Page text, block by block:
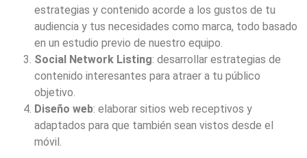
estrategias y contenido acorde a los gustos de tu
audiencia y tus necesidades como marca, todo basado
en un estudio previo de nuestro equipo.
Social Network Listing: desarrollar estrategias de
contenido interesantes para atraer a tu público
objetivo.
Diseño web: elaborar sitios web receptivos y
adaptados para que también sean vistos desde el
móvil.